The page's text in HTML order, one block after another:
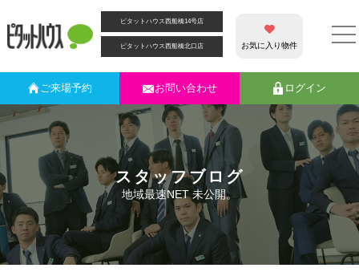
ピタットハウス西船橋14号店
ピタットハウス西船橋北口店 お気に入り物件
ご来場予約 お問い合わせ ログイン
スタッフブログ
地域最速NET 未公開。